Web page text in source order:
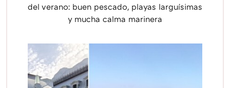
del verano: buen pescado, playas larguísimas
y mucha calma marinera